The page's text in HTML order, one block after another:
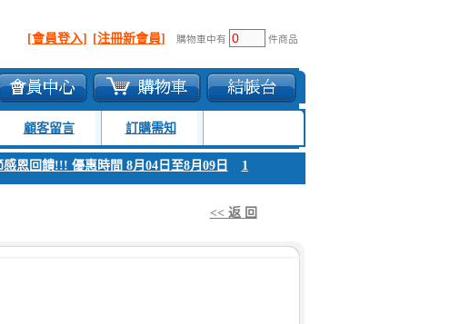
[會員登入] [注冊新會員] 購物車中有 件商品
顧客留言 訂購需知
回饋!!! 優惠時間 8月04日至8月09日 1. 父親節感恩回饋!!! 優惠時間 8月04日至8
<< 返 回